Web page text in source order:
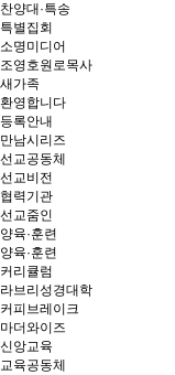
찬양대·특송
특별집회
소명미디어
조영호원로목사
새가족
환영합니다
등록안내
만남시리즈
선교공동체
선교비전
협력기관
선교줌인
양육·훈련
양육·훈련
커리큘럼
라브리성경대학
커피브레이크
마더와이즈
신앙교육
교육공동체